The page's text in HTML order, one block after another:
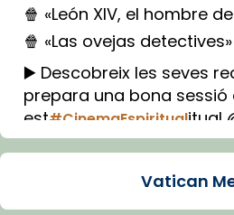
🍿 «León XIV, el hombre
🍿 «Las ovejas detectives»
▶️ Descobreix les seves
prepara una bona
est#CinemaEspiritualitual
Imatge: Generada amb
View on Facebook · Share
Vatican